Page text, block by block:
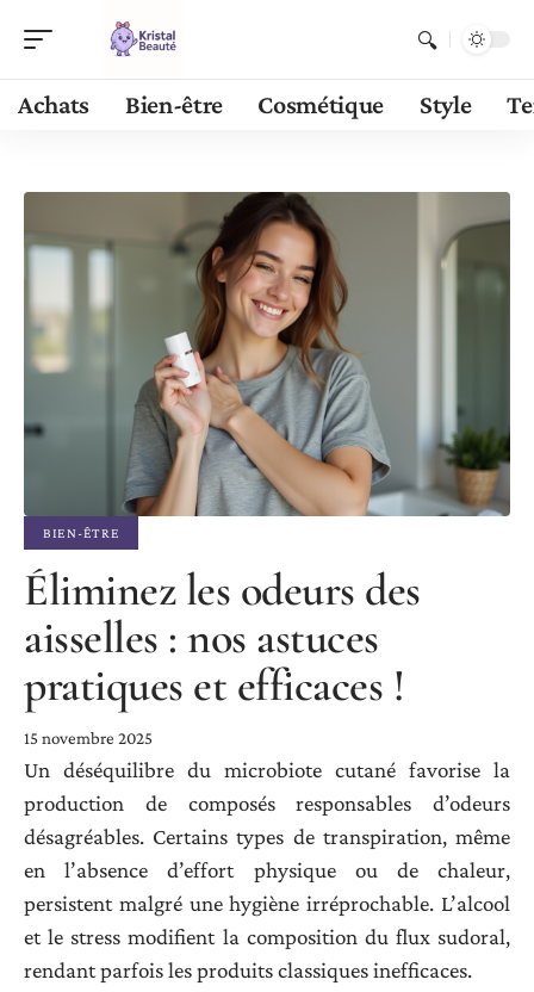
Achats Bien-être Cosmétique Style
BIEN-ÊTRE
Éliminez les odeurs des
aisselles : nos astuces
pratiques et efficaces !
15 novembre 2025
Un déséquilibre du microbiote cutané favorise la
production de composés responsables d’odeurs
désagréables. Certains types de transpiration, même
en l’absence d’effort physique ou de chaleur,
persistent malgré une hygiène irréprochable. L’alcool
et le stress modifient la composition du flux sudoral,
rendant parfois les produits classiques inefficaces.